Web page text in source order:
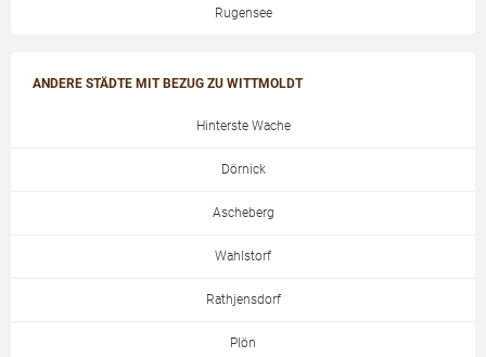
Rugensee
ANDERE STÄDTE MIT BEZUG ZU WITTMOLDT
Hinterste Wache
Dörnick
Ascheberg
Wahlstorf
Rathjensdorf
Plön